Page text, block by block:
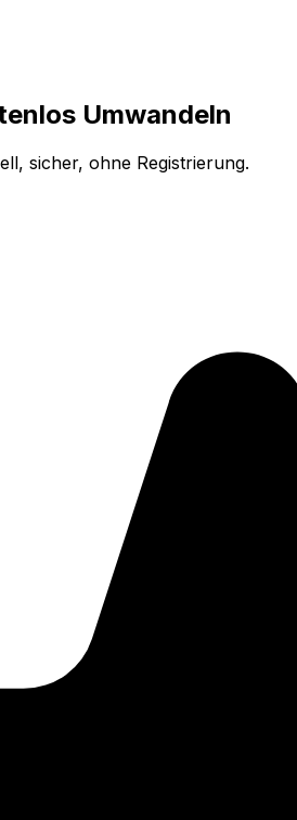
Umwandeln
sicher, ohne Registrierung.